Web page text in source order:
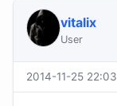
vitalix
User
2014-11-25 22:03